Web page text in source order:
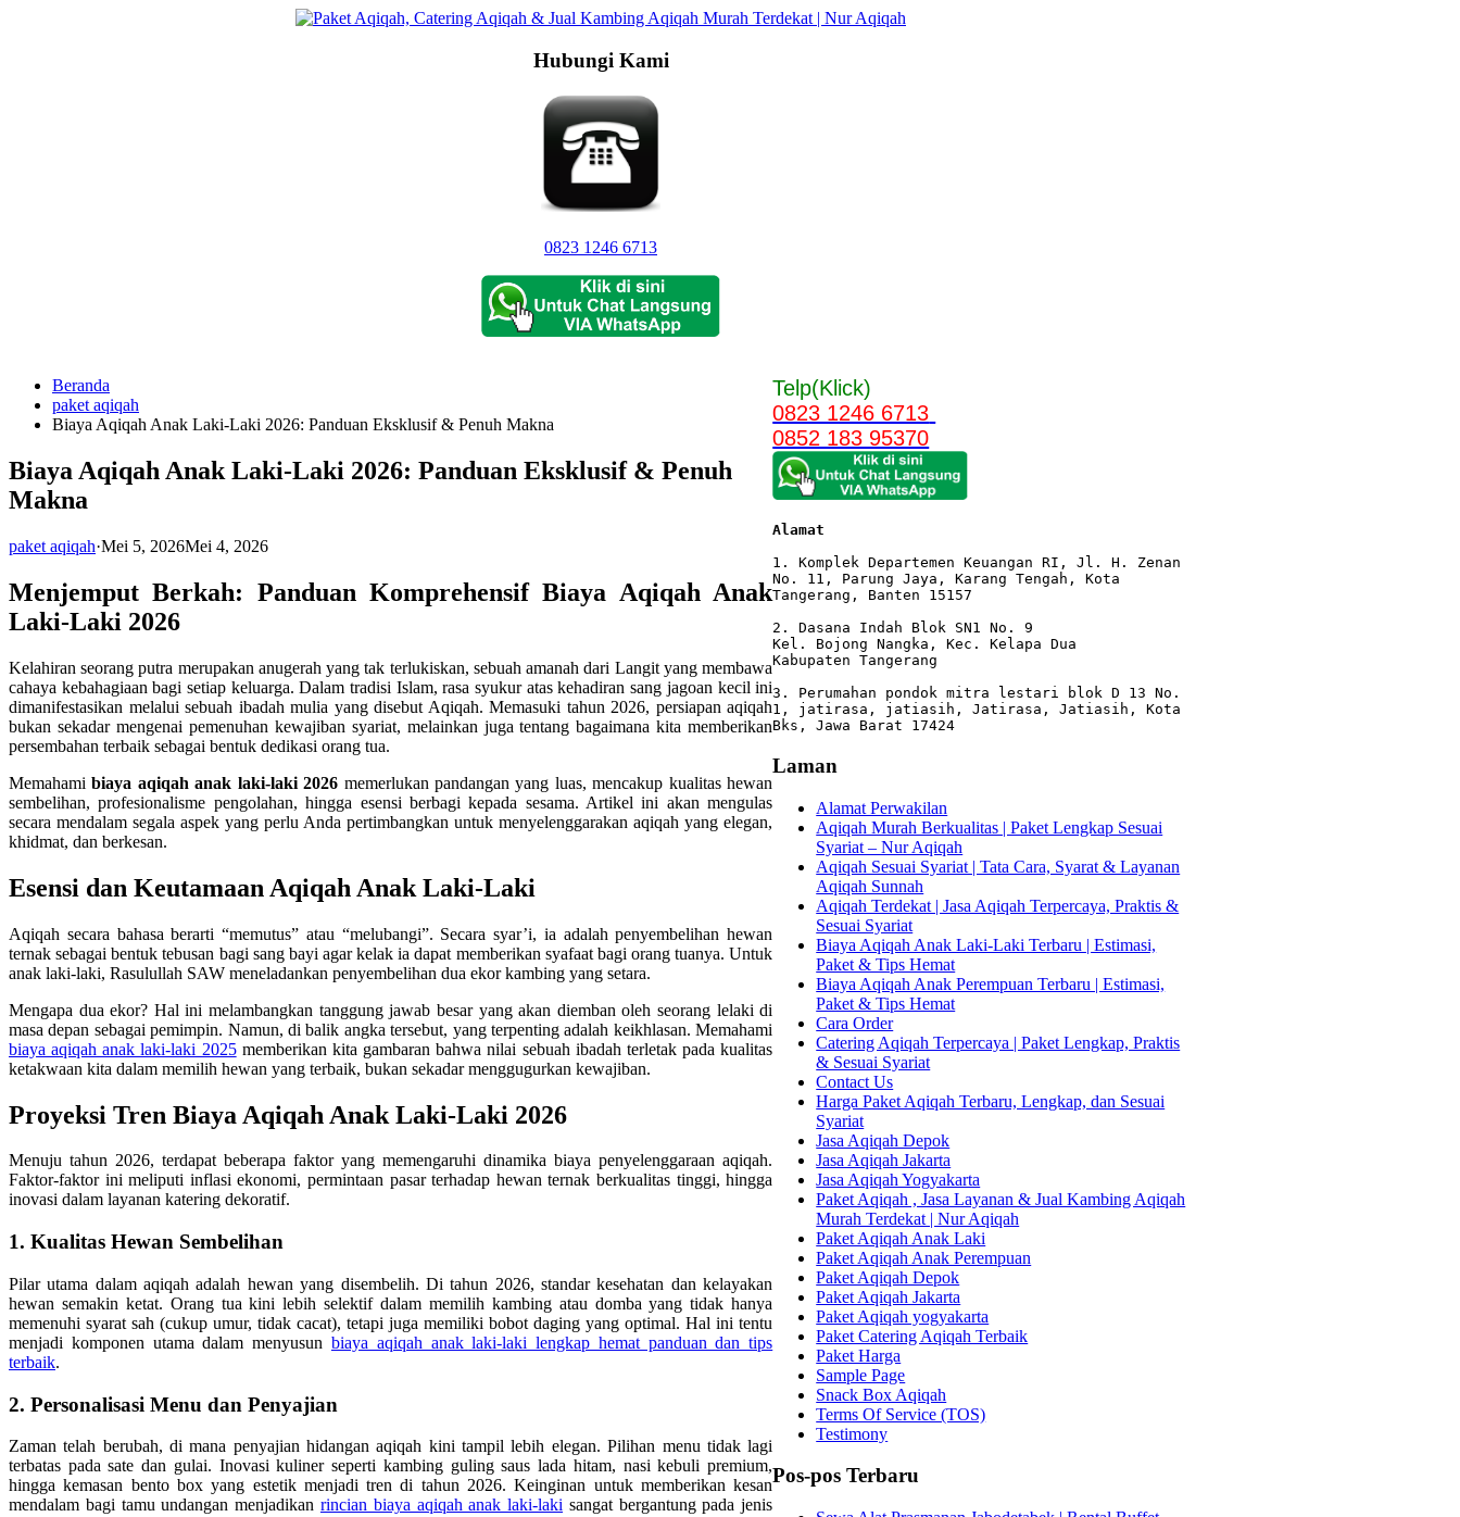
Hubungi Kami
0823 1246 6713
Beranda
paket aqiqah
Biaya Aqiqah Anak Laki-Laki 2026: Panduan Eksklusif & Penuh Makna
Biaya Aqiqah Anak Laki-Laki 2026: Panduan Eksklusif & Penuh
Makna
paket aqiqah·Mei 5, 2026Mei 4, 2026
Menjemput Berkah: Panduan Komprehensif Biaya Aqiqah Anak
Laki-Laki 2026
Kelahiran seorang putra merupakan anugerah yang tak terlukiskan, sebuah amanah dari Langit yang membawa
cahaya kebahagiaan bagi setiap keluarga. Dalam tradisi Islam, rasa syukur atas kehadiran sang jagoan kecil ini
dimanifestasikan melalui sebuah ibadah mulia yang disebut Aqiqah. Memasuki tahun 2026, persiapan aqiqah
bukan sekadar mengenai pemenuhan kewajiban syariat, melainkan juga tentang bagaimana kita memberikan
persembahan terbaik sebagai bentuk dedikasi orang tua.
Memahamibiaya aqiqah anak laki-laki 2026 memerlukan pandangan yang luas, mencakup kualitas hewan
sembelihan, profesionalisme pengolahan, hingga esensi berbagi kepada sesama. Artikel ini akan mengulas
secara mendalam segala aspek yang perlu Anda pertimbangkan untuk menyelenggarakan aqiqah yang elegan,
khidmat, dan berkesan.
Esensi dan Keutamaan Aqiqah Anak Laki-Laki
Aqiqah secara bahasa berarti “memutus” atau “melubangi”. Secara syar’i, ia adalah penyembelihan hewan
ternak sebagai bentuk tebusan bagi sang bayi agar kelak ia dapat memberikan syafaat bagi orang tuanya. Untuk
anak laki-laki, Rasulullah SAW meneladankan penyembelihan dua ekor kambing yang setara.
Mengapa dua ekor? Hal ini melambangkan tanggung jawab besar yang akan diemban oleh seorang lelaki di
masa depan sebagai pemimpin. Namun, di balik angka tersebut, yang terpenting adalah keikhlasan. Memahami
biaya aqiqah anak laki-laki 2025memberikan kita gambaran bahwa nilai sebuah ibadah terletak pada kualitas
ketakwaan kita dalam memilih hewan yang terbaik, bukan sekadar menggugurkan kewajiban.
Proyeksi Tren Biaya Aqiqah Anak Laki-Laki 2026
Menuju tahun 2026, terdapat beberapa faktor yang memengaruhi dinamika biaya penyelenggaraan aqiqah.
Faktor-faktor ini meliputi inflasi ekonomi, permintaan pasar terhadap hewan ternak berkualitas tinggi, hingga
inovasi dalam layanan katering dekoratif.
1. Kualitas Hewan Sembelihan
Pilar utama dalam aqiqah adalah hewan yang disembelih. Di tahun 2026, standar kesehatan dan kelayakan
hewan semakin ketat. Orang tua kini lebih selektif dalam memilih kambing atau domba yang tidak hanya
memenuhi syarat sah (cukup umur, tidak cacat), tetapi juga memiliki bobot daging yang optimal. Hal ini tentu
menjadi komponen utama dalam menyusun biaya aqiqah anak laki-laki lengkap hemat panduan dan tips
terbaik.
2. Personalisasi Menu dan Penyajian
Zaman telah berubah, di mana penyajian hidangan aqiqah kini tampil lebih elegan. Pilihan menu tidak lagi
terbatas pada sate dan gulai. Inovasi kuliner seperti kambing guling saus lada hitam, nasi kebuli premium,
hingga kemasan bento box yang estetik menjadi tren di tahun 2026. Keinginan untuk memberikan kesan
mendalam bagi tamu undangan menjadikan rincian biaya aqiqah anak laki-laki sangat bergantung pada jenis
Telp(Klick)
0823 1246 6713
0852 183 95370
Alamat
1. Komplek Departemen Keuangan RI, Jl. H. Zenan
No. 11, Parung Jaya, Karang Tengah, Kota
Tangerang, Banten 15157
2. Dasana Indah Blok SN1 No. 9
Kel. Bojong Nangka, Kec. Kelapa Dua
Kabupaten Tangerang
3. Perumahan pondok mitra lestari blok D 13 No.
1, jatirasa, jatiasih, Jatirasa, Jatiasih, Kota
Bks, Jawa Barat 17424
Laman
Alamat Perwakilan
Aqiqah Murah Berkualitas | Paket Lengkap Sesuai
Syariat – Nur Aqiqah
Aqiqah Sesuai Syariat | Tata Cara, Syarat & Layanan
Aqiqah Sunnah
Aqiqah Terdekat | Jasa Aqiqah Terpercaya, Praktis &
Sesuai Syariat
Biaya Aqiqah Anak Laki-Laki Terbaru | Estimasi,
Paket & Tips Hemat
Biaya Aqiqah Anak Perempuan Terbaru | Estimasi,
Paket & Tips Hemat
Cara Order
Catering Aqiqah Terpercaya | Paket Lengkap, Praktis
& Sesuai Syariat
Contact Us
Harga Paket Aqiqah Terbaru, Lengkap, dan Sesuai
Syariat
Jasa Aqiqah Depok
Jasa Aqiqah Jakarta
Jasa Aqiqah Yogyakarta
Paket Aqiqah , Jasa Layanan & Jual Kambing Aqiqah
Murah Terdekat | Nur Aqiqah
Paket Aqiqah Anak Laki
Paket Aqiqah Anak Perempuan
Paket Aqiqah Depok
Paket Aqiqah Jakarta
Paket Aqiqah yogyakarta
Paket Catering Aqiqah Terbaik
Paket Harga
Sample Page
Snack Box Aqiqah
Terms Of Service (TOS)
Testimony
Pos-pos Terbaru